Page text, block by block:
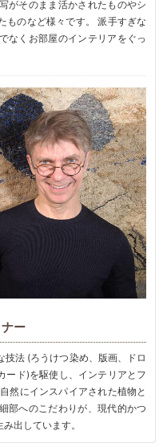
がそのまま活かされたものやシ
ものなど様々です。 派手すぎな
なくお部屋のインテリアをぐっ
ー
法 (ろうけつ染め、版画、ドロ
ード)を駆使し、インテリアとフ
然にインスパイアされた植物と
部へのこだわりが、現代的かつ
出しています。